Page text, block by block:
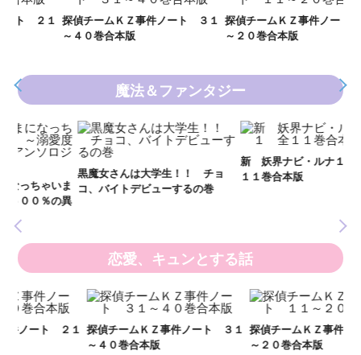
探偵チームＫＺ事件ノート ３１
～４０巻合本版
探偵チームＫＺ事件ノート １１
～２０巻合本版
魔法＆ファンタジー
黒魔女さんは大学生！！ チョ
コ、バイトデビューするの巻
新 妖界ナビ・ルナ１～１１ 全
１１巻合本版
恋愛、キュンとする話
探偵チームＫＺ事件ノート ３１
～４０巻合本版
探偵チームＫＺ事件ノート １１
～２０巻合本版